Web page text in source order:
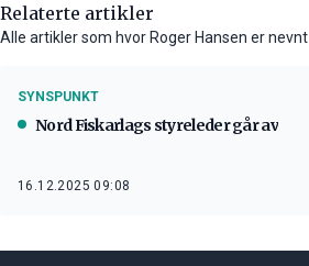
Relaterte artikler
Alle artikler som hvor Roger Hansen er nevnt
SYNSPUNKT
Nord Fiskarlags styreleder går av
16.12.2025 09:08